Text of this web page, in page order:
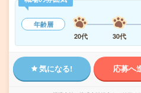
年齢層
20代
30代
気になる! 応募へ